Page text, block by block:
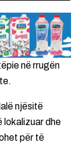
në rrugën
njësitë
lokalizuar dhe
për të